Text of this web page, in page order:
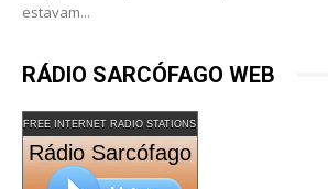
estavam...
RÁDIO SARCÓFAGO WEB
FREE INTERNET RADIO STATIONS
Rádio Sarcófago